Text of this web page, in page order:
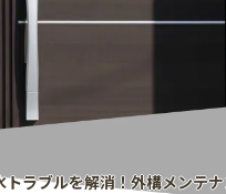
ラブルを解消！外構メンテ